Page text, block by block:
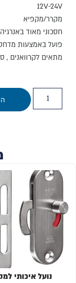
12V-24V
מקרר/מקפיא
חסכוני מאוד באנרגיה
פועל באמצעות
מתאים לקרוואנים ,
נועל איכותי